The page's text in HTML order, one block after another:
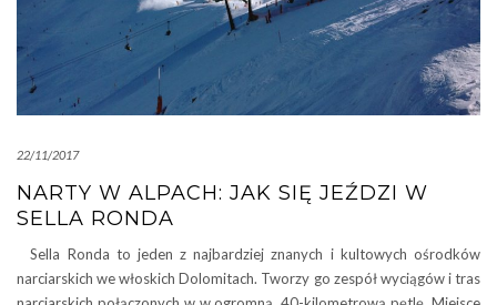
22/11/2017
NARTY W ALPACH: JAK SIĘ JEŹDZI W
SELLA RONDA
Sella Ronda to jeden z najbardziej znanych i kultowych ośrodków
narciarskich we włoskich Dolomitach. Tworzy go zespół wyciągów i tras